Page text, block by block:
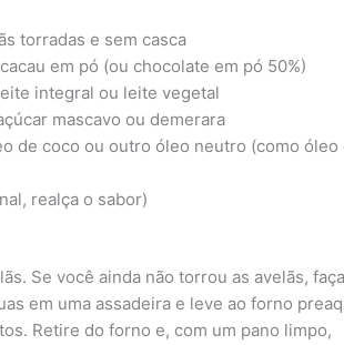
torradas e sem casca
em pó (ou chocolate em pó 50%)
integral ou leite vegetal
mascavo ou demerara
de coco ou outro óleo neutro (como óleo
realça o sabor)
Se você ainda não torrou as avelãs,
em uma assadeira e leve ao forno
Retire do forno e, com um pano limpo,